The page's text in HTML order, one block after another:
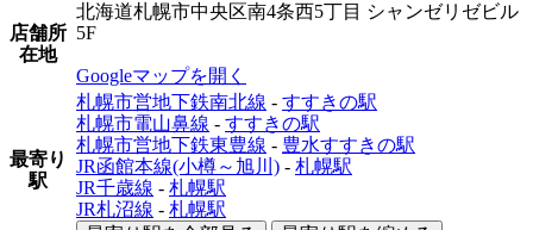
店舗所
在地
北海道札幌市中央区南4条西5丁目 シャンゼリゼビル
5F
Googleマップを開く
最寄り
駅
札幌市営地下鉄南北線 - すすきの駅
札幌市電山鼻線 - すすきの駅
札幌市営地下鉄東豊線 - 豊水すすきの駅
JR函館本線(小樽～旭川) - 札幌駅
JR千歳線 - 札幌駅
JR札沼線 - 札幌駅